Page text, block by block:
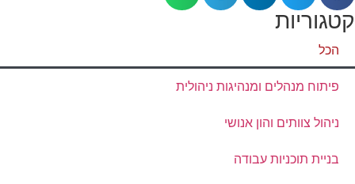
קטגוריות
הכל
פיתוח מנהלים ומנהיגות ניהולית
ניהול צוותים והון אנושי
בניית תוכניות עבודה